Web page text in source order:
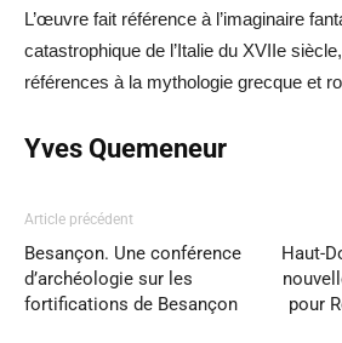
L’œuvre fait référence à l’imaginaire
catastrophique de l’Italie du XVIIe
références à la mythologie grecque et
Yves Quemeneur
Article précédent
Besançon. Une conférence
d’archéologie sur les
fortifications de Besançon
Haut-
pour